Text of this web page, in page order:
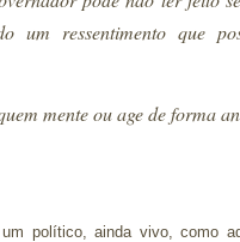
um ressentimento que
mente ou age de forma
político, ainda vivo, como